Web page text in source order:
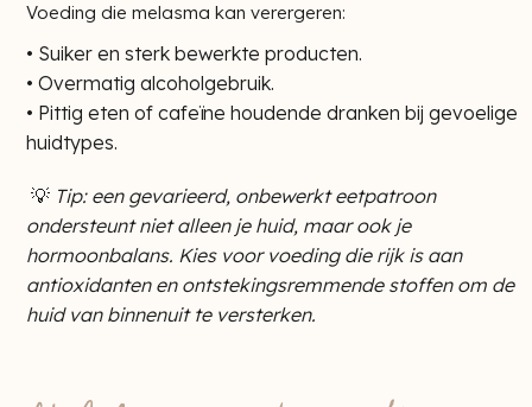
Voeding die melasma kan verergeren:
• Suiker en sterk bewerkte producten.
• Overmatig alcoholgebruik.
• Pittig eten of cafeïne houdende dranken bij gevoelige
huidtypes.
💡 Tip: een gevarieerd, onbewerkt eetpatroon
ondersteunt niet alleen je huid, maar ook je
hormoonbalans. Kies voor voeding die rijk is aan
antioxidanten en ontstekingsremmende stoffen om de
huid van binnenuit te versterken.